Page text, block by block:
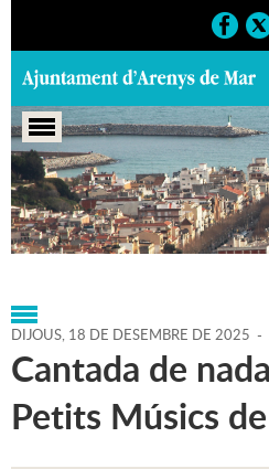
Portada > Agenda > 18-12-
2025 > Marcs > Culturals >
DIJOUS, 18 DE DESEMBRE DE 2025 -
Cantada de
Petits Músics